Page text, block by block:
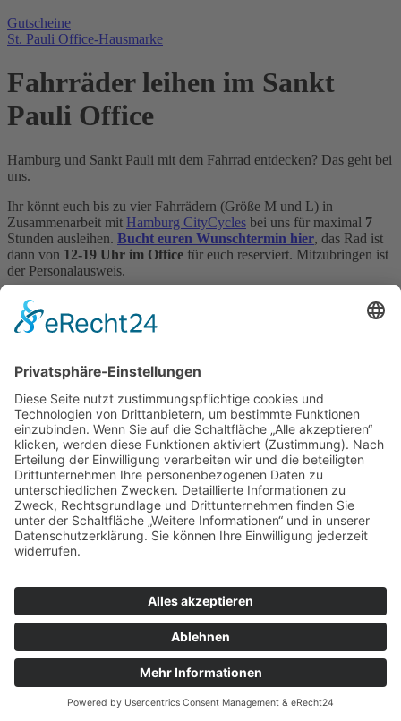
Gutscheine
St. Pauli Office-Hausmarke
Fahrräder leihen im Sankt
Pauli Office
Hamburg und Sankt Pauli mit dem Fahrrad entdecken? Das geht bei
uns.
Ihr könnt euch bis zu vier Fahrrädern (Größe M und L) in
Zusammenarbeit mit Hamburg CityCycles bei uns für maximal 7
Stunden ausleihen. Bucht euren Wunschtermin hier, das Rad ist
dann von 12-19 Uhr im Office für euch reserviert. Mitzubringen ist
der Personalausweis.
Redaktion
info@sanktpaulioffice.de
© 2026 St. Pauli Office
Datenschutz
Tour buchen